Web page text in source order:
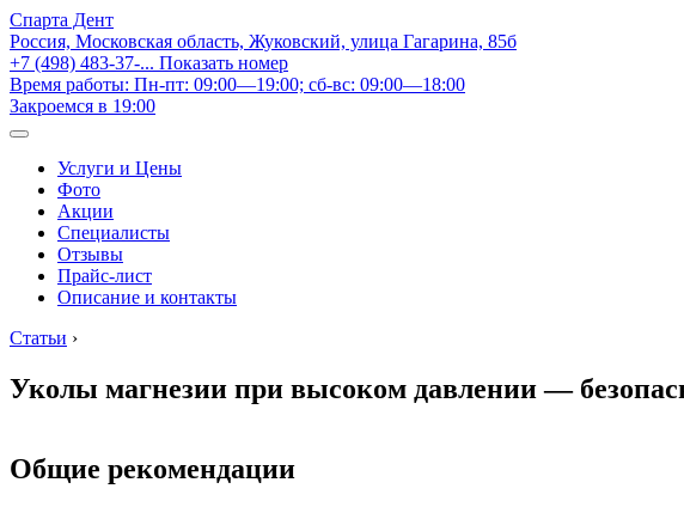
Спарта Дент
Россия, Московская область, Жуковский, улица Гагарина, 85б
+7 (498) 483-37-... Показать номер
Время работы: Пн-пт: 09:00—19:00; сб-вс: 09:00—18:00
Закроемся в 19:00
Услуги и Цены
Фото
Акции
Специалисты
Отзывы
Прайс-лист
Описание и контакты
Статьи ›
Уколы магнезии при высоком давлении —
Общие рекомендации